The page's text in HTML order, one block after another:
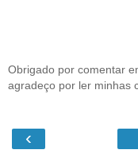
Obrigado por comentar
agradeço por ler minhas
‹